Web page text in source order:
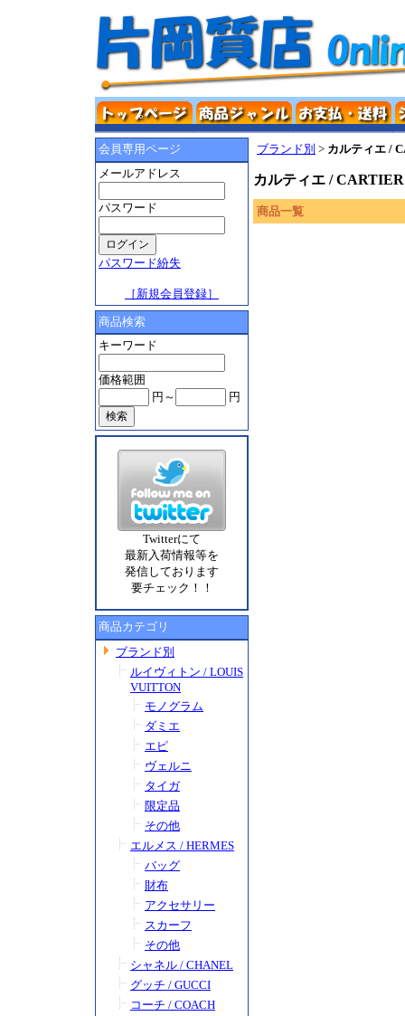
会員専用ページ
メールアドレス
パスワード
パスワード紛失
［新規会員登録］
商品検索
キーワード
価格範囲
円～
円
Twitterにて
最新入荷情報等を
発信しております
要チェック！！
商品カテゴリ
ブランド別
ルイヴィトン / LOUIS
VUITTON
モノグラム
ダミエ
エピ
ヴェルニ
タイガ
限定品
その他
エルメス / HERMES
バッグ
財布
アクセサリー
スカーフ
その他
シャネル / CHANEL
グッチ / GUCCI
コーチ / COACH
ブランド別 > カルティエ /
カルティエ / CARTIER
商品一覧